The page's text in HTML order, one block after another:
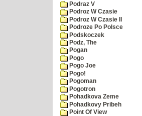
Podraz V
Podroz W Czasie
Podroz W Czasie II
Podroze Po Polsce
Podskoczek
Podz, The
Pogan
Pogo
Pogo Joe
Pogo!
Pogoman
Pogotron
Pohadkova Zeme
Pohadkovy Pribeh
Point Of View